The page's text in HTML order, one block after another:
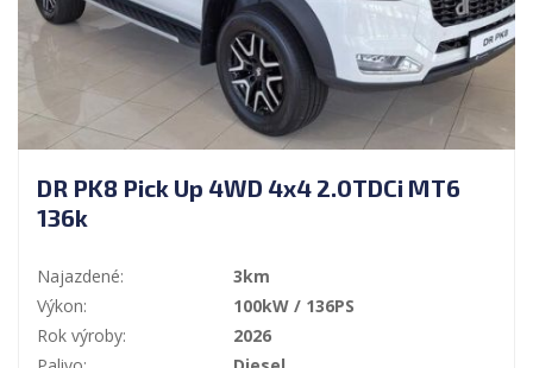
DR PK8 Pick Up 4WD 4x4 2.0TDCi MT6
136k
Najazdené:
3km
Výkon:
100kW / 136PS
Rok výroby:
2026